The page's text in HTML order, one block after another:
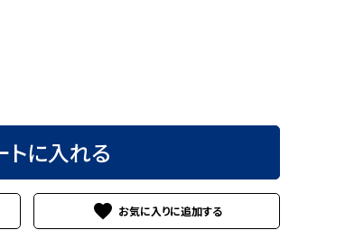
トに入れる
favorite